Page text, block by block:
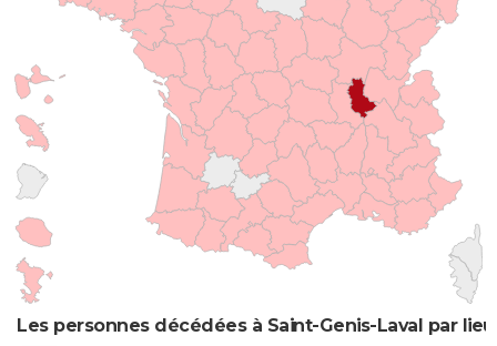
Les personnes décédées à Saint-Genis-Laval par